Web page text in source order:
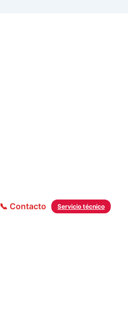
Servicio técnico
📞 Contacto